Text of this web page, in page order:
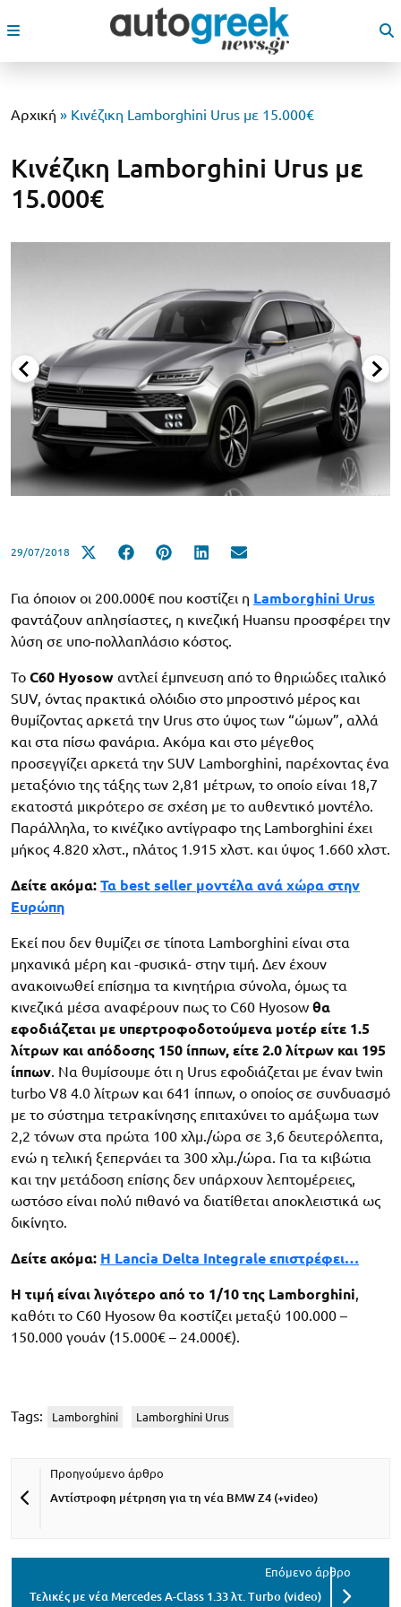
Αρχική » Κινέζικη Lamborghini Urus με 15.000€
Κινέζικη Lamborghini Urus με
15.000€
29/07/2018
Για όποιον οι 200.000€ που κοστίζει η Lamborghini Urus
φαντάζουν απλησίαστες, η κινεζική Huansu προσφέρει την
λύση σε υπο-πολλαπλάσιο κόστος.
Το C60 Hyosow αντλεί έμπνευση από το θηριώδες ιταλικό
SUV, όντας πρακτικά ολόιδιο στο μπροστινό μέρος και
θυμίζοντας αρκετά την Urus στο ύψος των “ώμων”, αλλά
και στα πίσω φανάρια. Ακόμα και στο μέγεθος
προσεγγίζει αρκετά την SUV Lamborghini, παρέχοντας ένα
μεταξόνιο της τάξης των 2,81 μέτρων, το οποίο είναι 18,7
εκατοστά μικρότερο σε σχέση με το αυθεντικό μοντέλο.
Παράλληλα, το κινέζικο αντίγραφο της Lamborghini έχει
μήκος 4.820 χλστ., πλάτος 1.915 χλστ. και ύψος 1.660 χλστ.
Δείτε ακόμα: Τα best seller μοντέλα ανά χώρα στην
Ευρώπη
Εκεί που δεν θυμίζει σε τίποτα Lamborghini είναι στα
μηχανικά μέρη και -φυσικά- στην τιμή. Δεν έχουν
ανακοινωθεί επίσημα τα κινητήρια σύνολα, όμως τα
κινεζικά μέσα αναφέρουν πως το C60 Hyosow θα
εφοδιάζεται με υπερτροφοδοτούμενα μοτέρ είτε 1.5
λίτρων και απόδοσης 150 ίππων, είτε 2.0 λίτρων και 195
ίππων. Να θυμίσουμε ότι η Urus εφοδιάζεται με έναν twin
turbo V8 4.0 λίτρων και 641 ίππων, ο οποίος σε συνδυασμό
με το σύστημα τετρακίνησης επιταχύνει το αμάξωμα των
2,2 τόνων στα πρώτα 100 χλμ./ώρα σε 3,6 δευτερόλεπτα,
ενώ η τελική ξεπερνάει τα 300 χλμ./ώρα. Για τα κιβώτια
και την μετάδοση επίσης δεν υπάρχουν λεπτομέρειες,
ωστόσο είναι πολύ πιθανό να διατίθεται αποκλειστικά ως
δικίνητο.
Δείτε ακόμα: Η Lancia Delta Integrale επιστρέφει…
Η τιμή είναι λιγότερο από το 1/10 της Lamborghini,
καθότι το C60 Hyosow θα κοστίζει μεταξύ 100.000 –
150.000 γουάν (15.000€ – 24.000€).
Tags: Lamborghini Lamborghini Urus
Αντίστροφη μέτρηση για τη νέα BMW Z4 (+video)
Τελικές με νέα Mercedes A-Class 1.33 λτ. Turbo (video)